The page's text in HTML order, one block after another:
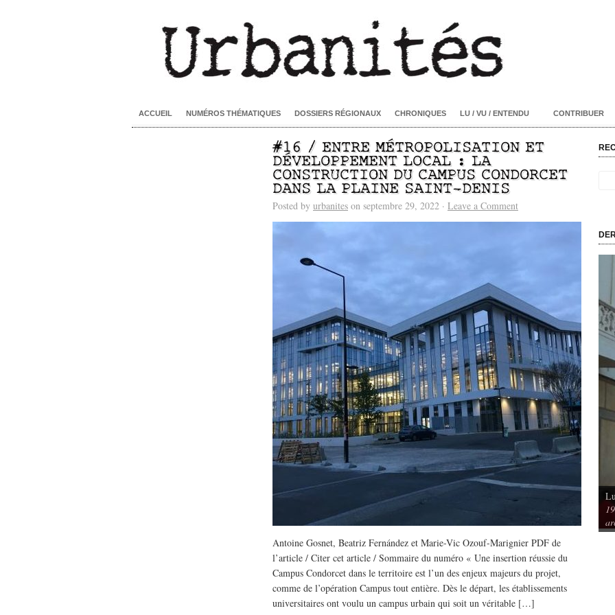
ACCUEIL NUMÉROS THÉMATIQUES DOSSIERS RÉGIONAUX CHRONIQUES LU / VU / ENTENDU CONTRIBUER
#16 / ENTRE MÉTROPOLISATION ET
DÉVELOPPEMENT LOCAL : LA
CONSTRUCTION DU CAMPUS CONDORCET
DANS LA PLAINE SAINT-DENIS
Posted by urbanites on septembre 29, 2022 · Leave a Comment
Antoine Gosnet, Beatriz Fernández et Marie-Vic Ozouf-Marignier PDF de
l’article / Citer cet article / Sommaire du numéro « Une insertion réussie du
Campus Condorcet dans le territoire est l’un des enjeux majeurs du projet,
comme de l’opération Campus tout entière. Dès le départ, les établissements
universitaires ont voulu un campus urbain qui soit un véritable […]
Sous le feu du numérique. Spatialités et
énergie des data centers
Vu / Les pavillons Prouvé de Tourcoing,
exemples de l’audace architecturale des
années 1950